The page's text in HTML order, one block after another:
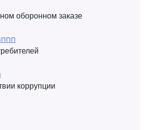
оборонном заказе
коррупции